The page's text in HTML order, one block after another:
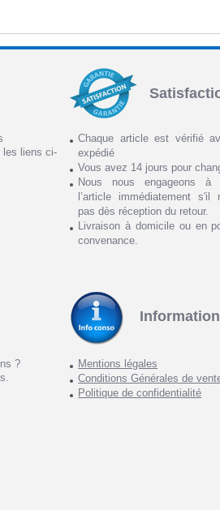
les liens ci-
Chaque article est vérifié
expédié
Vous avez 14 jours pour
Nous nous engageons à
l’article immédiatement
pas dès réception du retour.
Livraison à domicile ou en
convenance.
?
Mentions légales
Conditions Générales de
Politique de confidentialité